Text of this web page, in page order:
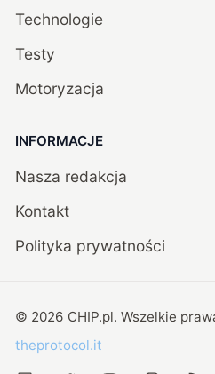
Technologie
Testy
Motoryzacja
INFORMACJE
Nasza redakcja
Kontakt
Polityka prywatności
© 2026 CHIP.pl. Wszelkie
theprotocol.it